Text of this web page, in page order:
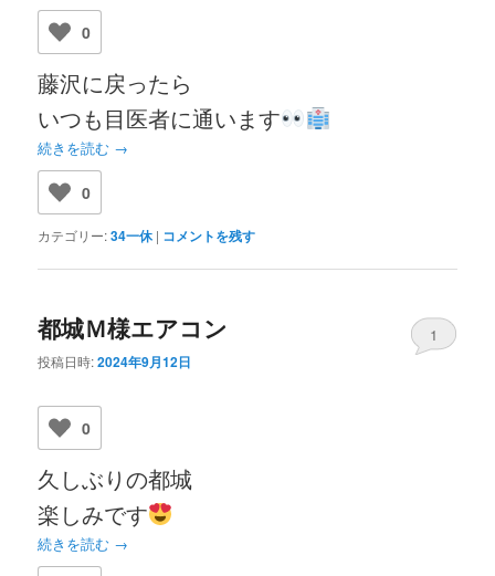
0
藤沢に戻ったら
いつも目医者に通います
続きを読む →
0
カテゴリー:34一休 | コメントを残す
都城Ｍ様エアコン
投稿日時:2024年9月12日
1
0
久しぶりの都城
楽しみです
続きを読む →